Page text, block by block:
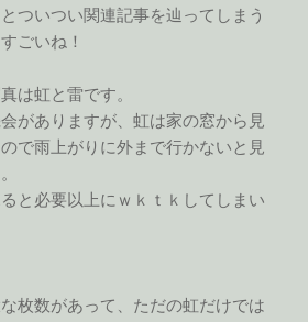
ついつい関連記事を辿ってしまう
ごいね！
は虹と雷です。
がありますが、虹は家の窓から見
で雨上がりに外まで行かないと見
と必要以上にｗｋｔｋしてしまい
枚数があって、ただの虹だけでは